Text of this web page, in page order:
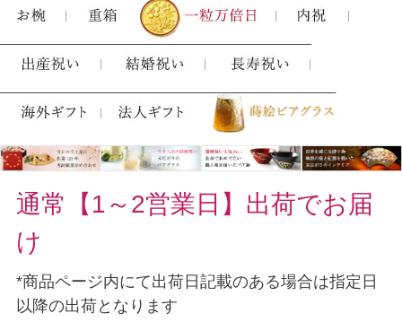
通常【1～2営業日】出荷でお届
け
*商品ページ内にて出荷日記載のある場合は指定日
以降の出荷となります